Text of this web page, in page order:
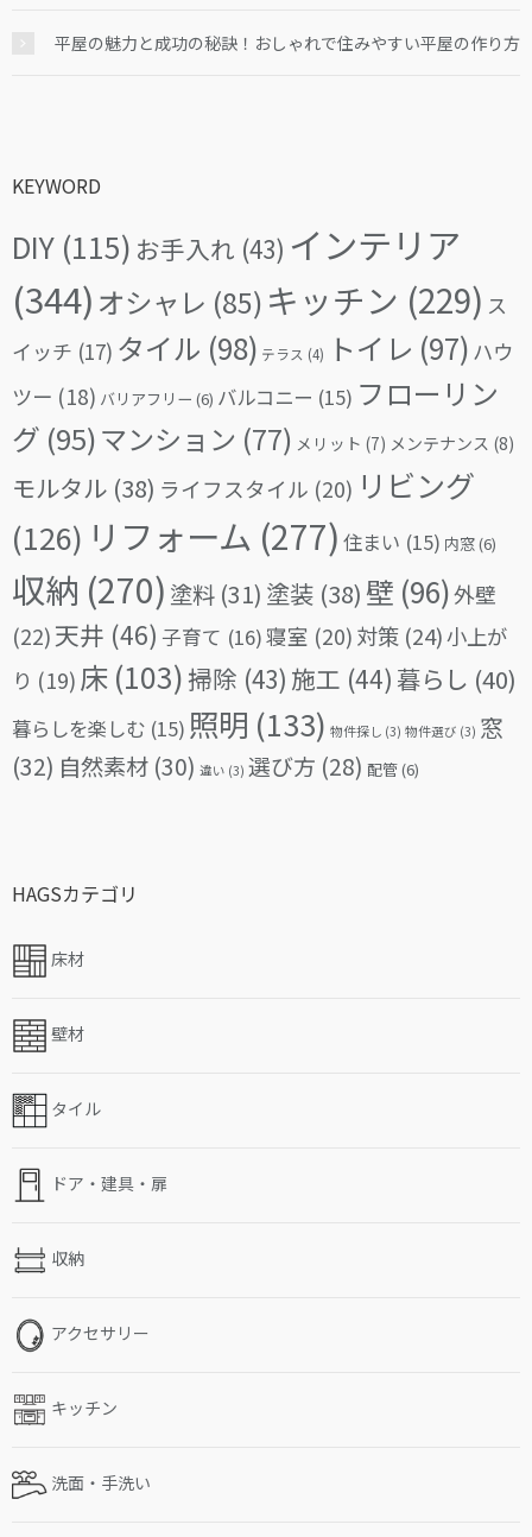
平屋の魅力と成功の秘訣！おしゃれで住みやすい平屋の作り方
KEYWORD
DIY (115) お手入れ (43) インテリア
(344) オシャレ (85) キッチン (229) ス
イッチ (17) タイル (98) テラス (4) トイレ (97) ハウ
ツー (18) バリアフリー (6) バルコニー (15) フローリン
グ (95)マンション (77) メリット (7) メンテナンス (8)
モルタル (38) ライフスタイル (20) リビング
(126) リフォーム (277) 住まい (15) 内窓(6)
収納 (270) 塗料 (31) 塗装 (38) 壁 (96)外壁
(22)天井 (46) 子育て (16)寝室 (20) 対策 (24)小上が
り (19) 床 (103)掃除 (43) 施工 (44) 暮らし (40)
暮らしを楽しむ (15) 照明 (133) 物件探し (3) 物件選び (3) 窓
(32) 自然素材 (30) 違い (3) 選び方 (28) 配管(6)
HAGSカテゴリ
床材
壁材
タイル
ドア・建具・扉
収納
アクセサリー
キッチン
洗面・手洗い